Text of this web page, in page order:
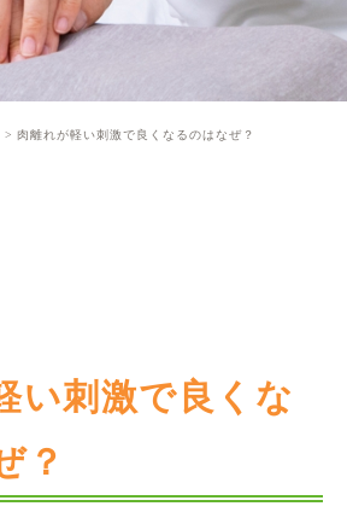
肉離れが軽い刺激で良くなるのはなぜ？
い刺激で良くな
？